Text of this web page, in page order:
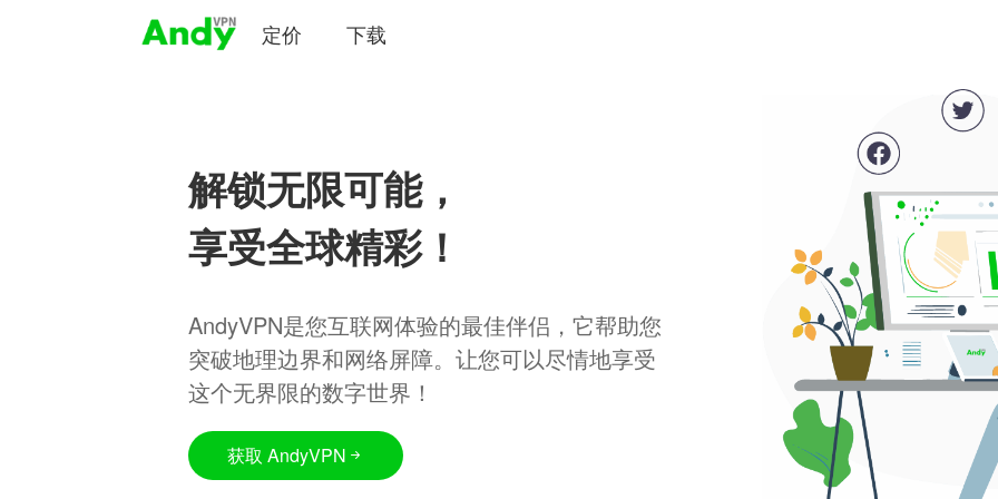
定价 下载
解锁无限可能，
享受全球精彩！
AndyVPN是您互联网体验的最佳伴侣，它帮助您
突破地理边界和网络屏障。让您可以尽情地享受
这个无界限的数字世界！
获取 AndyVPN